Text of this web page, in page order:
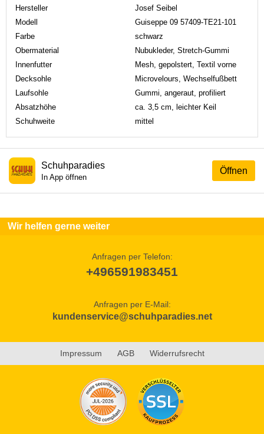
Hersteller
Josef Seibel
Modell
Guiseppe 09 57409-TE21-101
Farbe
schwarz
Obermaterial
Nubukleder, Stretch-Gummi
Innenfutter
Mesh, gepolstert, Textil vorne
Decksohle
Microvelours, Wechselfußbett
Laufsohle
Gummi, angeraut, profiliert
Absatzhöhe
ca. 3,5 cm, leichter Keil
Schuhweite
mittel
Öffnen
Schuhparadies
In App öffnen
Wir helfen gerne weiter
Anfragen per Telefon:
+496591983451
Anfragen per E-Mail:
kundenservice@schuhparadies.net
Impressum AGB Widerrufsrecht